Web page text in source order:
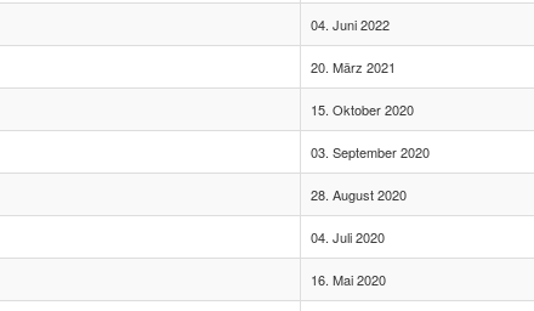
04. Juni 2022
20. März 2021
15. Oktober 2020
03. September 2020
28. August 2020
04. Juli 2020
16. Mai 2020